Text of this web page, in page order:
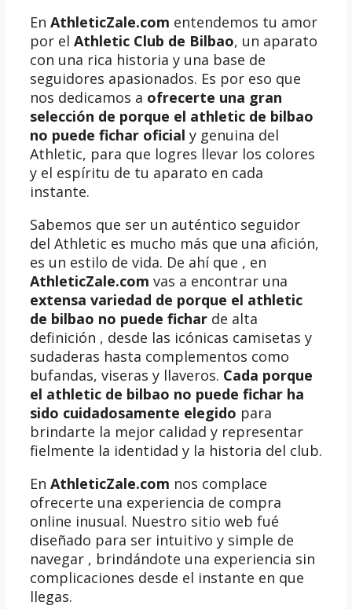
En AthleticZale.com entendemos tu amor
por el Athletic Club de Bilbao, un aparato
con una rica historia y una base de
seguidores apasionados. Es por eso que
nos dedicamos a ofrecerte una gran
selección de porque el athletic de bilbao
no puede fichar oficial y genuina del
Athletic, para que logres llevar los colores
y el espíritu de tu aparato en cada
instante.
Sabemos que ser un auténtico seguidor
del Athletic es mucho más que una afición,
es un estilo de vida. De ahí que , en
AthleticZale.com vas a encontrar una
extensa variedad de porque el athletic
de bilbao no puede fichar de alta
definición , desde las icónicas camisetas y
sudaderas hasta complementos como
bufandas, viseras y llaveros. Cada porque
el athletic de bilbao no puede fichar ha
sido cuidadosamente elegido para
brindarte la mejor calidad y representar
fielmente la identidad y la historia del club.
En AthleticZale.com nos complace
ofrecerte una experiencia de compra
online inusual. Nuestro sitio web fué
diseñado para ser intuitivo y simple de
navegar , brindándote una experiencia sin
complicaciones desde el instante en que
llegas.